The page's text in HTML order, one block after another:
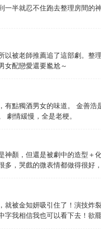
一半就忍不住跑去整理房間的
以被老師推薦追了這部劇。整
女配戀愛還要尷尬～
有點獨酒男女的味道。 金善
劇情緩慢，全是老梗。
神顏，但還是被劇中的造型
多，哭戲的微表情都做得很好
就被金知妍吸引住了！演技炸
字我相信我也可以看下去！欲